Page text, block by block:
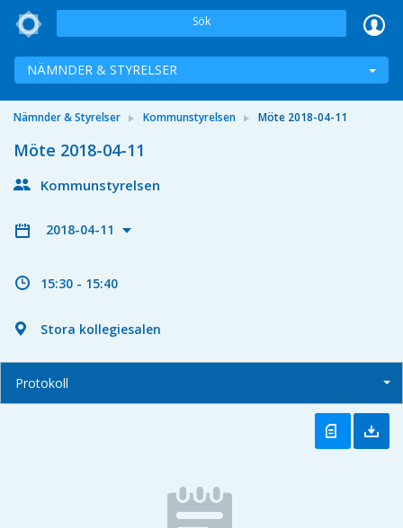
Sök
NÄMNDER & STYRELSER
Nämnder & Styrelser Kommunstyrelsen Möte 2018-04-11
Möte 2018-04-11
Kommunstyrelsen
2018-04-11
15:30 - 15:40
Stora kollegiesalen
Protokoll